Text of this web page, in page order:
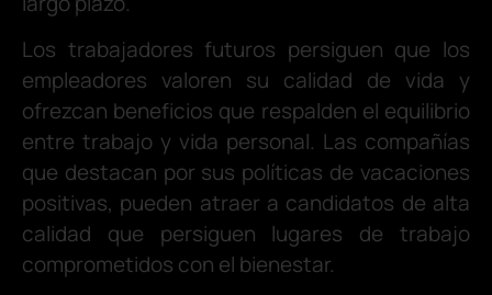
Los trabajadores futuros persiguen que los
empleadores valoren su calidad de vida y
ofrezcan beneficios que respalden el equilibrio
entre trabajo y vida personal. Las compañías
que destacan por sus políticas de vacaciones
positivas, pueden atraer a candidatos de alta
calidad que persiguen lugares de trabajo
comprometidos con el bienestar.